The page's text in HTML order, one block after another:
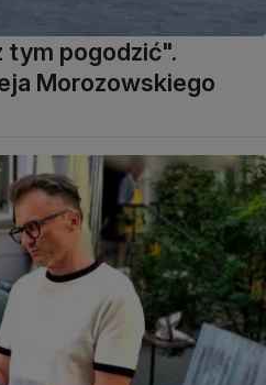
tym pogodzić".
Morozowskiego